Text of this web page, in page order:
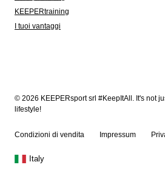
KEEPERtraining
I tuoi vantaggi
© 2026 KEEPERsport srl #KeepItAll. It's not
lifestyle!
Condizioni di vendita Impressum
Italy